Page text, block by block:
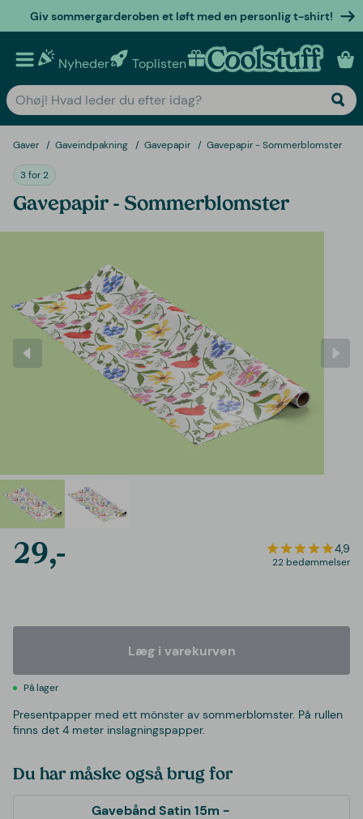
Giv sommergarderoben et løft med en personlig t-shirt!
Nyheder Toplisten Personlige gaver
Gaver Gaveindpakning Gavepapir Gavepapir - Sommerblomster
3 for 2
Gavepapir - Sommerblomster
29,- 4,9
22 bedømmelser
Læg i varekurven
På lager
Presentpapper med ett mönster av sommerblomster. På rullen
finns det 4 meter inslagningspapper.
Du har måske også brug for
Gavebånd Satin 15m -